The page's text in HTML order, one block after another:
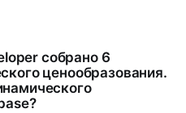
собрано 6
ценообразования.